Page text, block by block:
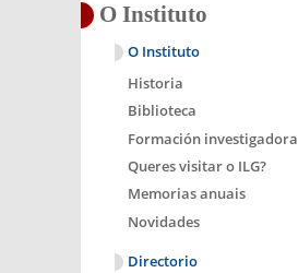
O Instituto
O Instituto
Historia
Biblioteca
Formación investigadora
Queres visitar o ILG?
Memorias anuais
Novidades
Directorio